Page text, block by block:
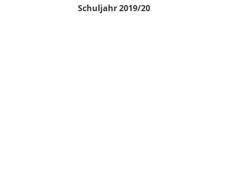
Schuljahr 2019/20